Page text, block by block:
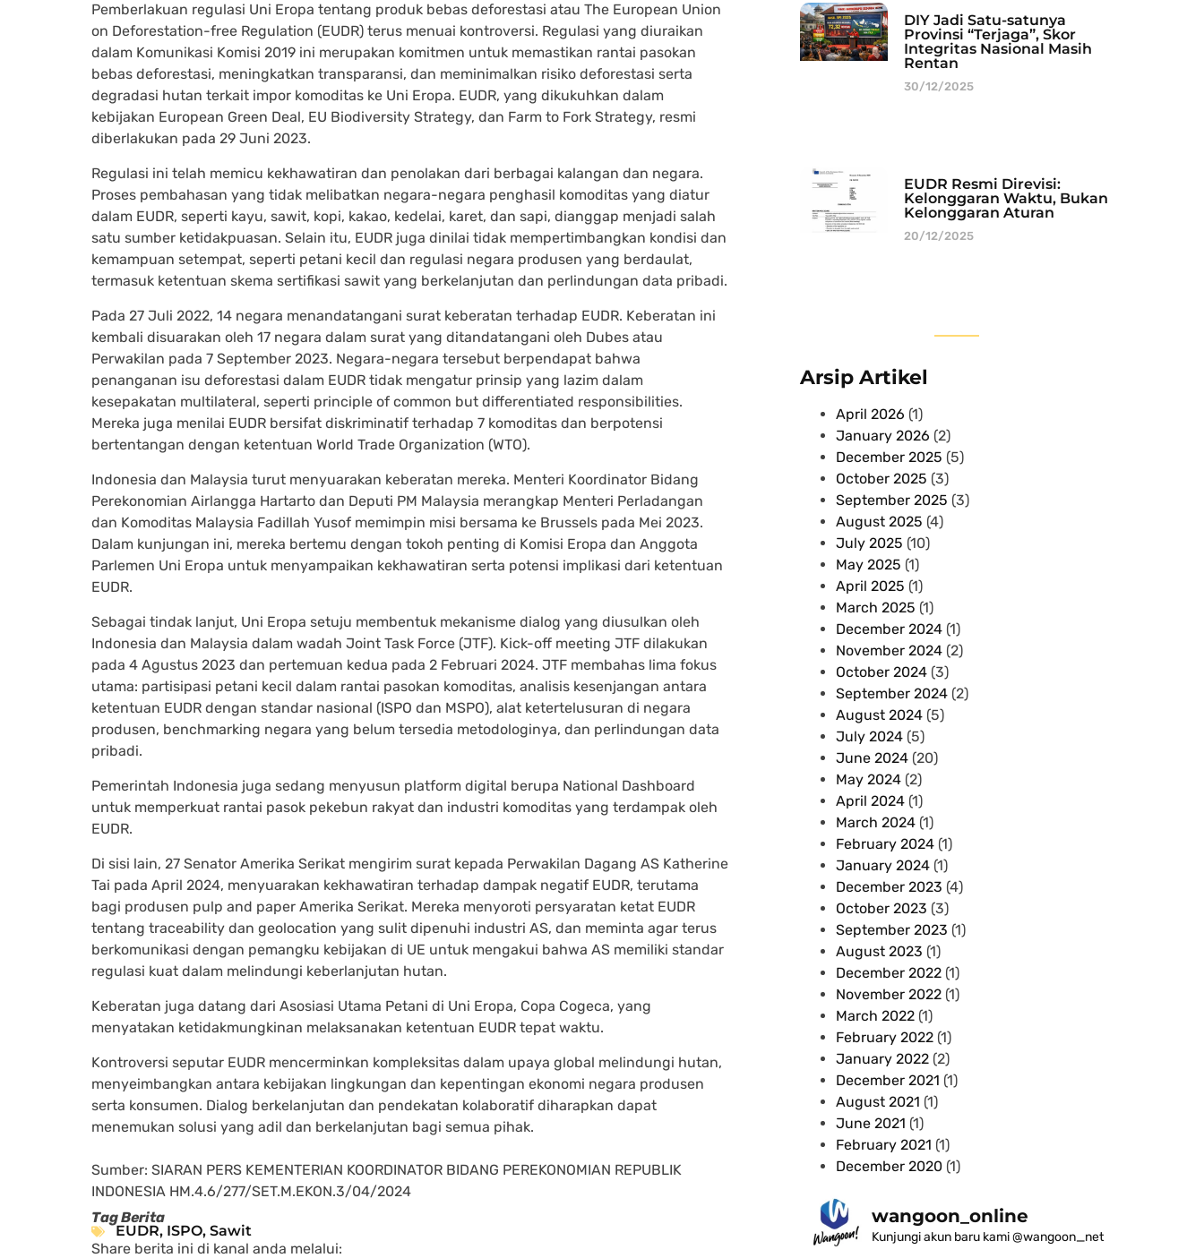
Pemberlakuan regulasi Uni Eropa tentang produk bebas deforestasi atau The European Union
on Deforestation-free Regulation (EUDR) terus menuai kontroversi. Regulasi yang diuraikan
dalam Komunikasi Komisi 2019 ini merupakan komitmen untuk memastikan rantai pasokan
bebas deforestasi, meningkatkan transparansi, dan meminimalkan risiko deforestasi serta
degradasi hutan terkait impor komoditas ke Uni Eropa. EUDR, yang dikukuhkan dalam
kebijakan European Green Deal, EU Biodiversity Strategy, dan Farm to Fork Strategy, resmi
diberlakukan pada 29 Juni 2023.
Regulasi ini telah memicu kekhawatiran dan penolakan dari berbagai kalangan dan negara.
Proses pembahasan yang tidak melibatkan negara-negara penghasil komoditas yang diatur
dalam EUDR, seperti kayu, sawit, kopi, kakao, kedelai, karet, dan sapi, dianggap menjadi salah
satu sumber ketidakpuasan. Selain itu, EUDR juga dinilai tidak mempertimbangkan kondisi dan
kemampuan setempat, seperti petani kecil dan regulasi negara produsen yang berdaulat,
termasuk ketentuan skema sertifikasi sawit yang berkelanjutan dan perlindungan data pribadi.
Pada 27 Juli 2022, 14 negara menandatangani surat keberatan terhadap EUDR. Keberatan ini
kembali disuarakan oleh 17 negara dalam surat yang ditandatangani oleh Dubes atau
Perwakilan pada 7 September 2023. Negara-negara tersebut berpendapat bahwa
penanganan isu deforestasi dalam EUDR tidak mengatur prinsip yang lazim dalam
kesepakatan multilateral, seperti principle of common but differentiated responsibilities.
Mereka juga menilai EUDR bersifat diskriminatif terhadap 7 komoditas dan berpotensi
bertentangan dengan ketentuan World Trade Organization (WTO).
Indonesia dan Malaysia turut menyuarakan keberatan mereka. Menteri Koordinator Bidang
Perekonomian Airlangga Hartarto dan Deputi PM Malaysia merangkap Menteri Perladangan
dan Komoditas Malaysia Fadillah Yusof memimpin misi bersama ke Brussels pada Mei 2023.
Dalam kunjungan ini, mereka bertemu dengan tokoh penting di Komisi Eropa dan Anggota
Parlemen Uni Eropa untuk menyampaikan kekhawatiran serta potensi implikasi dari ketentuan
EUDR.
Sebagai tindak lanjut, Uni Eropa setuju membentuk mekanisme dialog yang diusulkan oleh
Indonesia dan Malaysia dalam wadah Joint Task Force (JTF). Kick-off meeting JTF dilakukan
pada 4 Agustus 2023 dan pertemuan kedua pada 2 Februari 2024. JTF membahas lima fokus
utama: partisipasi petani kecil dalam rantai pasokan komoditas, analisis kesenjangan antara
ketentuan EUDR dengan standar nasional (ISPO dan MSPO), alat ketertelusuran di negara
produsen, benchmarking negara yang belum tersedia metodologinya, dan perlindungan data
pribadi.
Pemerintah Indonesia juga sedang menyusun platform digital berupa National Dashboard
untuk memperkuat rantai pasok pekebun rakyat dan industri komoditas yang terdampak oleh
EUDR.
Di sisi lain, 27 Senator Amerika Serikat mengirim surat kepada Perwakilan Dagang AS Katherine
Tai pada April 2024, menyuarakan kekhawatiran terhadap dampak negatif EUDR, terutama
bagi produsen pulp and paper Amerika Serikat. Mereka menyoroti persyaratan ketat EUDR
tentang traceability dan geolocation yang sulit dipenuhi industri AS, dan meminta agar terus
berkomunikasi dengan pemangku kebijakan di UE untuk mengakui bahwa AS memiliki standar
regulasi kuat dalam melindungi keberlanjutan hutan.
Keberatan juga datang dari Asosiasi Utama Petani di Uni Eropa, Copa Cogeca, yang
menyatakan ketidakmungkinan melaksanakan ketentuan EUDR tepat waktu.
Kontroversi seputar EUDR mencerminkan kompleksitas dalam upaya global melindungi hutan,
menyeimbangkan antara kebijakan lingkungan dan kepentingan ekonomi negara produsen
serta konsumen. Dialog berkelanjutan dan pendekatan kolaboratif diharapkan dapat
menemukan solusi yang adil dan berkelanjutan bagi semua pihak.
Sumber: SIARAN PERS KEMENTERIAN KOORDINATOR BIDANG PEREKONOMIAN REPUBLIK
INDONESIA HM.4.6/277/SET.M.EKON.3/04/2024
Tag Berita
EUDR, ISPO, Sawit
Share berita ini di kanal anda melalui:
DIY Jadi Satu-satunya
Provinsi “Terjaga”, Skor
Integritas Nasional Masih
Rentan
30/12/2025
EUDR Resmi Direvisi:
Kelonggaran Waktu, Bukan
Kelonggaran Aturan
20/12/2025
Arsip Artikel
April 2026 (1)
January 2026 (2)
December 2025 (5)
October 2025 (3)
September 2025 (3)
August 2025 (4)
July 2025 (10)
May 2025 (1)
April 2025 (1)
March 2025 (1)
December 2024 (1)
November 2024 (2)
October 2024 (3)
September 2024 (2)
August 2024 (5)
July 2024 (5)
June 2024 (20)
May 2024 (2)
April 2024 (1)
March 2024 (1)
February 2024 (1)
January 2024 (1)
December 2023 (4)
October 2023 (3)
September 2023 (1)
August 2023 (1)
December 2022 (1)
November 2022 (1)
March 2022 (1)
February 2022 (1)
January 2022 (2)
December 2021 (1)
August 2021 (1)
June 2021 (1)
February 2021 (1)
December 2020 (1)
wangoon_online
Kunjungi akun baru kami @wangoon_net